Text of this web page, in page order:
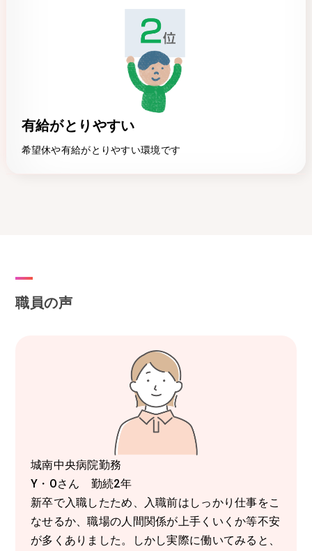
有給がとりやすい
希望休や有給がとりやすい環境です
職員の声
城南中央病院勤務
Y・Oさん 勤続2年
新卒で入職したため、入職前はしっかり仕事をこ
なせるか、職場の人間関係が上手くいくか等不安
が多くありました。しかし実際に働いてみると、